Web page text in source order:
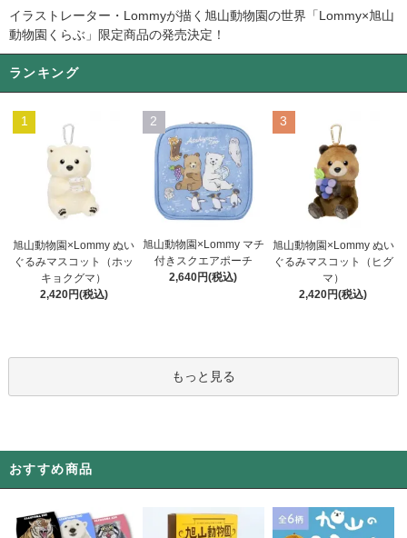
イラストレーター・Lommyが描く旭山動物園の世界「Lommy×旭山
動物園くらぶ」限定商品の発売決定！
ランキング
1
旭山動物園×Lommy ぬい
ぐるみマスコット（ホッ
キョクグマ）
2,420円(税込)
2
旭山動物園×Lommy マチ
付きスクエアポーチ
2,640円(税込)
3
旭山動物園×Lommy ぬい
ぐるみマスコット（ヒグ
マ）
2,420円(税込)
もっと見る
おすすめ商品